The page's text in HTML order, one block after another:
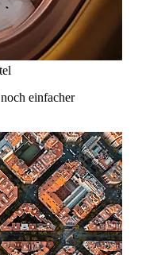
einfacher